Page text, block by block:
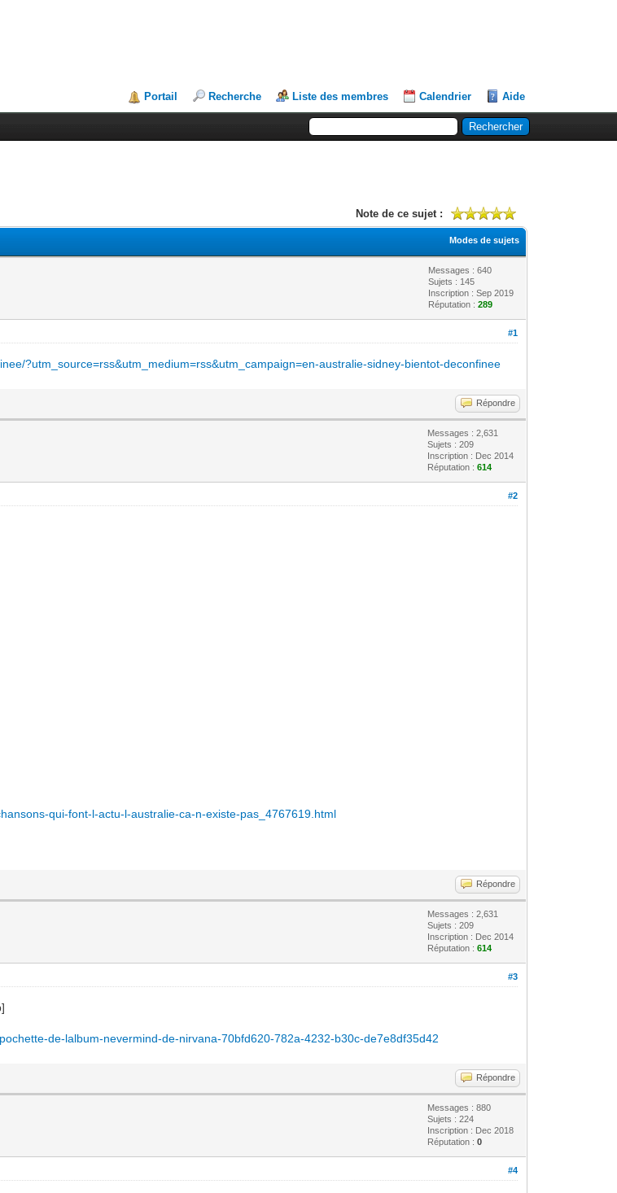
Portail Recherche Liste des membres Calendrier Aide
Note de ce sujet :
Modes de sujets
Messages : 640
Sujets : 145
Inscription : Sep 2019
Réputation :289
#1
?utm_source=rss&utm_medium=rss&utm_campaign=en-australie-sidney-bientot-deconfinee
Répondre
Messages : 2,631
Sujets : 209
Inscription : Dec 2014
Réputation :614
#2
qui-font-l-actu-l-australie-ca-n-existe-pas_4767619.html
Répondre
Messages : 2,631
Sujets : 209
Inscription : Dec 2014
Réputation :614
#3
de-lalbum-nevermind-de-nirvana-70bfd620-782a-4232-b30c-de7e8df35d42
Répondre
Messages : 880
Sujets : 224
Inscription : Dec 2018
Réputation :0
#4